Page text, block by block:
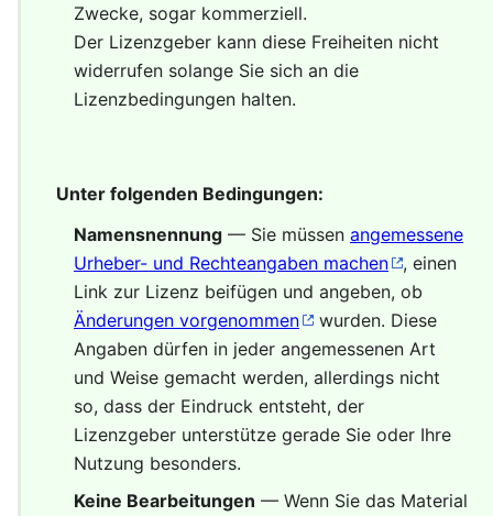
Zwecke, sogar kommerziell.
Der Lizenzgeber kann diese Freiheiten nicht
widerrufen solange Sie sich an die
Lizenzbedingungen halten.
Unter folgenden Bedingungen:
Namensnennung — Sie müssen angemessene
Urheber- und Rechteangaben machen
, einen
Link zur Lizenz beifügen und angeben, ob
Änderungen vorgenommen
wurden. Diese
Angaben dürfen in jeder angemessenen Art
und Weise gemacht werden, allerdings nicht
so, dass der Eindruck entsteht, der
Lizenzgeber unterstütze gerade Sie oder Ihre
Nutzung besonders.
Keine Bearbeitungen — Wenn Sie das Material